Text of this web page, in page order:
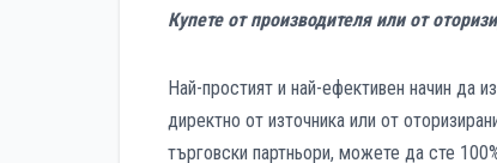
Купете от производителя или от
Най-простият и най-ефективен начин да
директно от източника или от
търговски партньори, можете да сте